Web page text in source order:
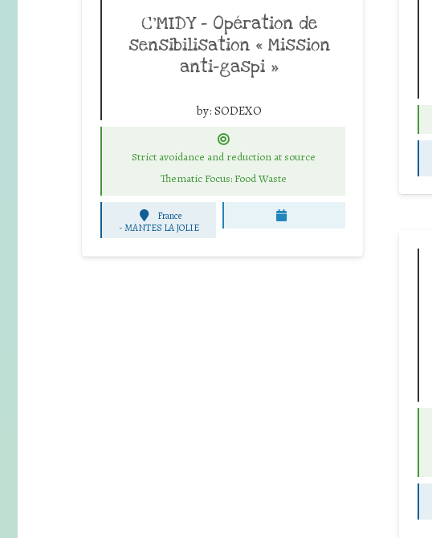
C’MIDY – Opération de
sensibilisation « Mission
anti-gaspi »
by: SODEXO
Strict avoidance and reduction at source
Thematic Focus: Food Waste
France
-MANTES LA JOLIE